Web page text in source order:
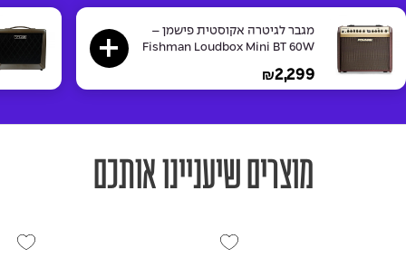
מגבר לגיטרה אקוסטית פישמן –
Fishman Loudbox Mini BT 60W
₪2,299
מוצרים שיעניינו אותכם